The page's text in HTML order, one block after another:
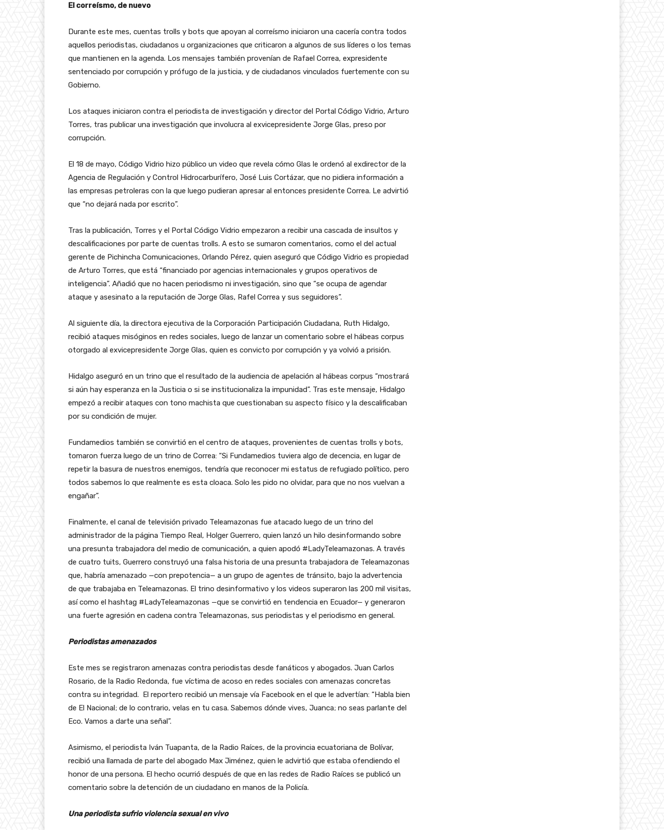
El correísmo, de nuevo
Durante este mes, cuentas trolls y bots que apoyan al correísmo iniciaron una cacería contra todos
aquellos periodistas, ciudadanos u organizaciones que criticaron a algunos de sus líderes o los temas
que mantienen en la agenda. Los mensajes también provenían de Rafael Correa, expresidente
sentenciado por corrupción y prófugo de la justicia, y de ciudadanos vinculados fuertemente con su
Gobierno.
Los ataques iniciaron contra el periodista de investigación y director del Portal Código Vidrio, Arturo
Torres, tras publicar una investigación que involucra al exvicepresidente Jorge Glas, preso por
corrupción.
El 18 de mayo, Código Vidrio hizo público un video que revela cómo Glas le ordenó al exdirector de la
Agencia de Regulación y Control Hidrocarburífero, José Luis Cortázar, que no pidiera información a
las empresas petroleras con la que luego pudieran apresar al entonces presidente Correa. Le advirtió
que “no dejará nada por escrito”.
Tras la publicación, Torres y el Portal Código Vidrio empezaron a recibir una cascada de insultos y
descalificaciones por parte de cuentas trolls. A esto se sumaron comentarios, como el del actual
gerente de Pichincha Comunicaciones, Orlando Pérez, quien aseguró que Código Vidrio es propiedad
de Arturo Torres, que está “financiado por agencias internacionales y grupos operativos de
inteligencia”. Añadió que no hacen periodismo ni investigación, sino que “se ocupa de agendar
ataque y asesinato a la reputación de Jorge Glas, Rafel Correa y sus seguidores”.
Al siguiente día, la directora ejecutiva de la Corporación Participación Ciudadana, Ruth Hidalgo,
recibió ataques misóginos en redes sociales, luego de lanzar un comentario sobre el hábeas corpus
otorgado al exvicepresidente Jorge Glas, quien es convicto por corrupción y ya volvió a prisión.
Hidalgo aseguró en un trino que el resultado de la audiencia de apelación al hábeas corpus “mostrará
si aún hay esperanza en la Justicia o si se institucionaliza la impunidad”. Tras este mensaje, Hidalgo
empezó a recibir ataques con tono machista que cuestionaban su aspecto físico y la descalificaban
por su condición de mujer.
Fundamedios también se convirtió en el centro de ataques, provenientes de cuentas trolls y bots,
tomaron fuerza luego de un trino de Correa: “Si Fundamedios tuviera algo de decencia, en lugar de
repetir la basura de nuestros enemigos, tendría que reconocer mi estatus de refugiado político, pero
todos sabemos lo que realmente es esta cloaca. Solo les pido no olvidar, para que no nos vuelvan a
engañar”.
Finalmente, el canal de televisión privado Teleamazonas fue atacado luego de un trino del
administrador de la página Tiempo Real, Holger Guerrero, quien lanzó un hilo desinformando sobre
una presunta trabajadora del medio de comunicación, a quien apodó #LadyTeleamazonas. A través
de cuatro tuits, Guerrero construyó una falsa historia de una presunta trabajadora de Teleamazonas
que, habría amenazado —con prepotencia— a un grupo de agentes de tránsito, bajo la advertencia
de que trabajaba en Teleamazonas. El trino desinformativo y los videos superaron las 200 mil visitas,
así como el hashtag #LadyTeleamazonas —que se convirtió en tendencia en Ecuador— y generaron
una fuerte agresión en cadena contra Teleamazonas, sus periodistas y el periodismo en general.
Periodistas amenazados
Este mes se registraron amenazas contra periodistas desde fanáticos y abogados. Juan Carlos
Rosario, de la Radio Redonda, fue víctima de acoso en redes sociales con amenazas concretas
contra su integridad. El reportero recibió un mensaje vía Facebook en el que le advertían: “Habla bien
de El Nacional; de lo contrario, velas en tu casa. Sabemos dónde vives, Juanca; no seas parlante del
Eco. Vamos a darte una señal”.
Asimismo, el periodista Iván Tuapanta, de la Radio Raíces, de la provincia ecuatoriana de Bolívar,
recibió una llamada de parte del abogado Max Jiménez, quien le advirtió que estaba ofendiendo el
honor de una persona. El hecho ocurrió después de que en las redes de Radio Raíces se publicó un
comentario sobre la detención de un ciudadano en manos de la Policía.
Una periodista sufrio violencia sexual en vivo